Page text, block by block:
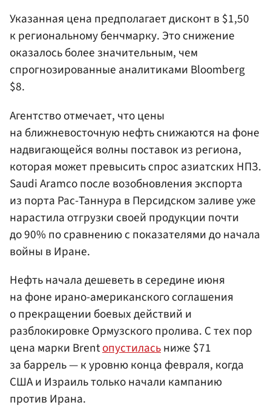
Указанная цена предполагает дисконт в $1,50
к региональному бенчмарку. Это снижение
оказалось более значительным, чем
спрогнозированные аналитиками Bloomberg
$8.
Агентство отмечает, что цены
на ближневосточную нефть снижаются на фоне
надвигающейся волны поставок из региона,
которая может превысить спрос азиатских НПЗ.
Saudi Aramco после возобновления экспорта
из порта Рас-Таннура в Персидском заливе уже
нарастила отгрузки своей продукции почти
до 90% по сравнению с показателями до начала
войны в Иране.
Нефть начала дешеветь в середине июня
на фоне ирано-американского соглашения
о прекращении боевых действий и
разблокировке Ормузского пролива. С тех пор
цена марки Brentопустиласьниже $71
за баррель — к уровню конца февраля, когда
США и Израиль только начали кампанию
против Ирана.